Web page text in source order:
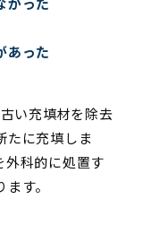
あった
い充填材を除去
たに充填しま
外科的に処置す
す。